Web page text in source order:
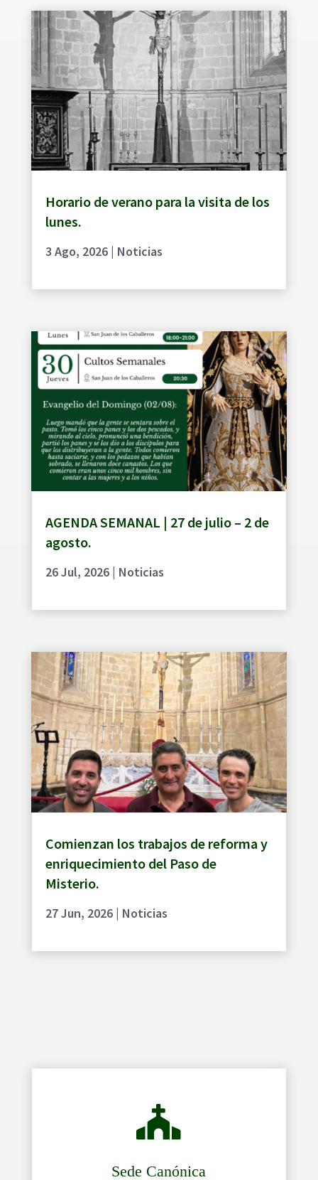
Horario de verano para la visita de los
lunes.
3 Ago, 2026| Noticias
AGENDA SEMANAL | 27 de julio – 2 de
agosto.
26 Jul, 2026| Noticias
Comienzan los trabajos de reforma y
enriquecimiento del Paso de
Misterio.
27 Jun, 2026| Noticias

Sede Canónica